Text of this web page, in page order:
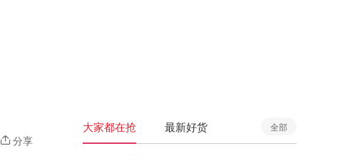
分享
大家都在抢 最新好货 全部